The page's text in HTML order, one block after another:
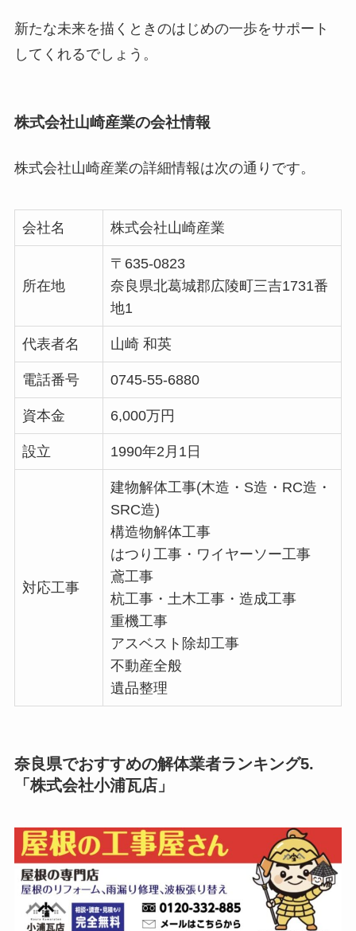
新たな未来を描くときのはじめの一歩をサポート
してくれるでしょう。
株式会社山崎産業の会社情報
株式会社山崎産業の詳細情報は次の通りです。
会社名 株式会社山崎産業
所在地
〒635-0823
奈良県北葛城郡広陵町三吉1731番
地1
代表者名 山崎 和英
電話番号 0745-55-6880
資本金 6,000万円
設立 1990年2月1日
対応工事
建物解体工事(木造・S造・RC造・
SRC造)
構造物解体工事
はつり工事・ワイヤーソー工事
鳶工事
杭工事・土木工事・造成工事
重機工事
アスベスト除却工事
不動産全般
遺品整理
奈良県でおすすめの解体業者ランキング5.
「株式会社小浦瓦店」